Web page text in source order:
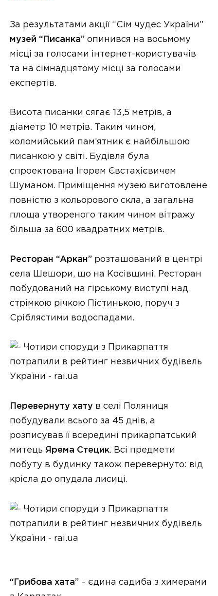
За результатами акції “Сім чудес України”
музей “Писанка” опинився на восьмому
місці за голосами інтернет-користувачів
та на сімнадцятому місці за голосами
експертів.
Висота писанки сягає 13,5 метрів, а
діаметр 10 метрів. Таким чином,
коломийський пам’ятник є найбільшою
писанкою у світі. Будівля була
спроектована Ігорем Євстахієвичем
Шуманом. Приміщення музею виготовлене
повністю з кольорового скла, а загальна
площа утвореного таким чином вітражу
більша за 600 квадратних метрів.
Ресторан “Аркан” розташований в центрі
села Шешори, що на Косівщині. Ресторан
побудований на гірському виступі над
стрімкою річкою Пістинькою, поруч з
Сріблястими водоспадами.
Перевернуту хату в селі Поляниця
побудували всього за 45 днів, а
розписував її всередині прикарпатський
митець Ярема Стецик. Всі предмети
побуту в будинку також перевернуто: від
крісла до опудала лисиці.
“Грибова хата” – єдина садиба з химерами